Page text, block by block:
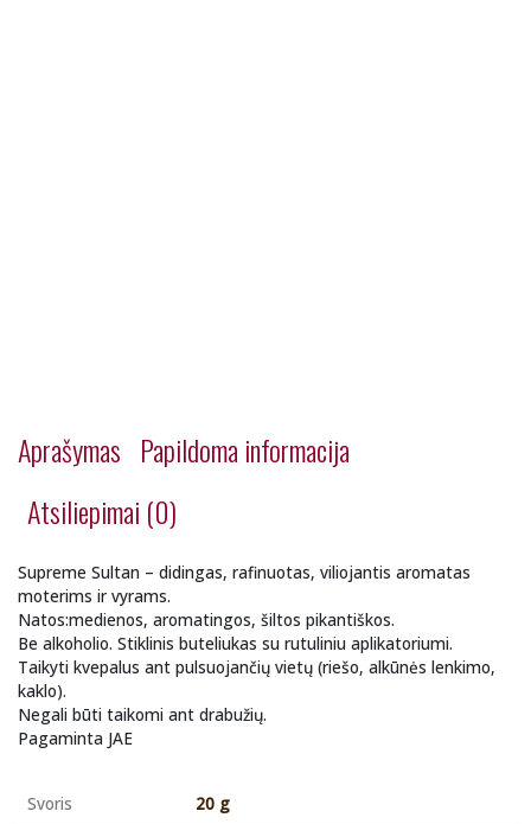
Aprašymas Papildoma informacija
Atsiliepimai (0)
Supreme Sultan – didingas, rafinuotas, viliojantis aromatas
moterims ir vyrams.
Natos:medienos, aromatingos, šiltos pikantiškos.
Be alkoholio. Stiklinis buteliukas su rutuliniu aplikatoriumi.
Taikyti kvepalus ant pulsuojančių vietų (riešo, alkūnės lenkimo,
kaklo).
Negali būti taikomi ant drabužių.
Pagaminta JAE
Svoris
20 g